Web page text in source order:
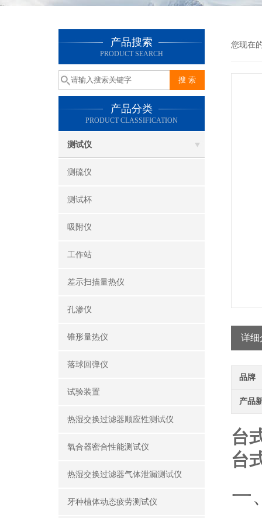
产品搜索
PRODUCT SEARCH
产品分类
PRODUCT CLASSIFICATION
测试仪
测硫仪
测试杯
吸附仪
工作站
差示扫描量热仪
孔渗仪
锥形量热仪
落球回弹仪
试验装置
热湿交换过滤器顺应性测试仪
氧合器密合性能测试仪
热湿交换过滤器气体泄漏测试仪
牙种植体动态疲劳测试仪
您现在
详细
品牌
产品
台
台
一